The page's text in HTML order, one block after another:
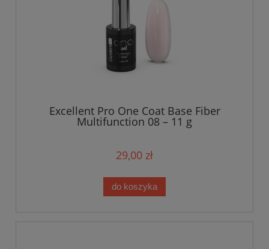
Excellent Pro One Coat Base Fiber
Multifunction 08 – 11 g
29,00 zł
do koszyka